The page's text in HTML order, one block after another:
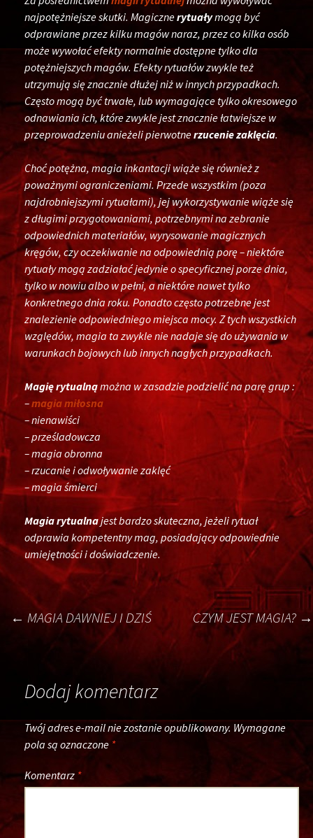
najpotężniejsze skutki. Magicznerytuałymogą być
odprawiane przez kilku magów naraz, przez co kilka osób
może wywołać efekty normalnie dostępne tylko dla
potężniejszych magów. Efekty rytuałów zwykle też
utrzymują się znacznie dłużej niż w innych przypadkach.
Często mogą być trwałe, lub wymagające tylko okresowego
odnawiania ich, które zwykle jest znacznie łatwiejsze w
przeprowadzeniu anieżeli pierwotnerzucenie zaklęcia.
Choć potężna, magia inkantacji wiąże się również z
poważnymi ograniczeniami. Przede wszystkim (poza
najdrobniejszymi rytuałami), jej wykorzystywanie wiąże się
z długimi przygotowaniami, potrzebnymi na zebranie
odpowiednich materiałów, wyrysowanie magicznych
kręgów, czy oczekiwanie na odpowiednią porę – niektóre
rytuały mogą zadziałać jedynie o specyficznej porze dnia,
tylko w nowiu albo w pełni, a niektóre nawet tylko
konkretnego dnia roku. Ponadto często potrzebne jest
znalezienie odpowiedniego miejsca mocy. Z tych wszystkich
względów, magia ta zwykle nie nadaje się do używania w
warunkach bojowych lub innych nagłych przypadkach.
Magię rytualnąmożna w zasadzie podzielić na parę grup :
–magia miłosna
– nienawiści
– prześladowcza
– magia obronna
– rzucanie i odwoływanie zaklęć
– magia śmierci
Magia rytualnajest bardzo skuteczna, jeżeli rytuał
odprawia kompetentny mag, posiadający odpowiednie
umiejętności i doświadczenie.
Post
navigation
← MAGIA DAWNIEJ I DZIŚ CZYM JEST MAGIA? →
Dodaj komentarz
Twój adres e-mail nie zostanie opublikowany. Wymagane
pola są oznaczone *
Komentarz *